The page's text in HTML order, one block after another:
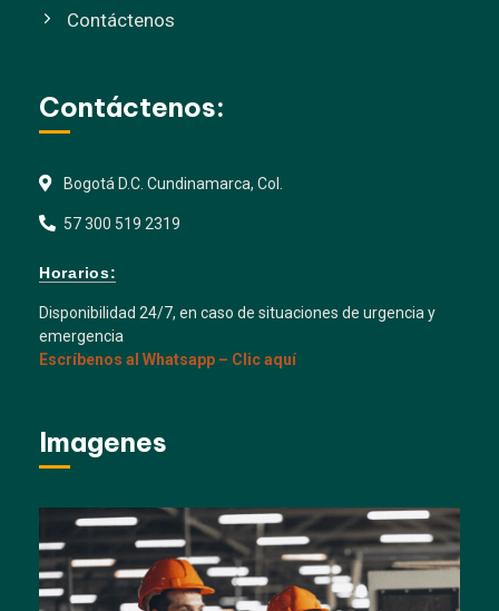
Contáctenos
Contáctenos:
Bogotá D.C. Cundinamarca, Col.
57 300 519 2319
Horarios:
Disponibilidad 24/7, en caso de situaciones de urgencia y
emergencia
Escríbenos al Whatsapp – Clic aquí
Imagenes